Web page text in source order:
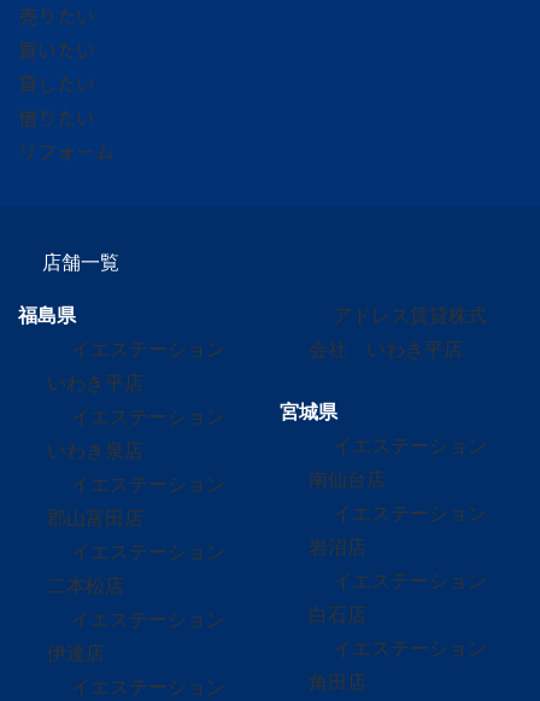
売りたい
買いたい
貸したい
借りたい
リフォーム
店舗一覧
福島県
イエステーション
いわき平店
イエステーション
いわき泉店
イエステーション
郡山富田店
イエステーション
二本松店
イエステーション
伊達店
イエステーション
アドレス賃貸株式
会社 いわき平店
宮城県
イエステーション
南仙台店
イエステーション
岩沼店
イエステーション
白石店
イエステーション
角田店